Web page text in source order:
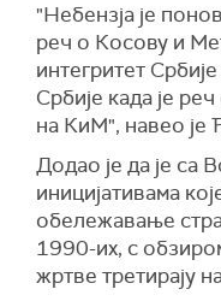
"Небензја је
реч о Косову и
интегритет
Србије када је
на КиМ", навео је
Додао је да је са
иницијативама
обележавање
1990-их, с
жртве третирају